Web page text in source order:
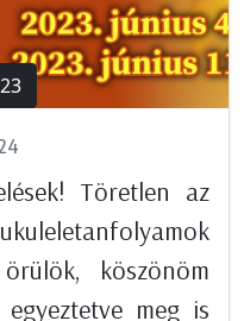
Töretlen az
köszönöm
meg is